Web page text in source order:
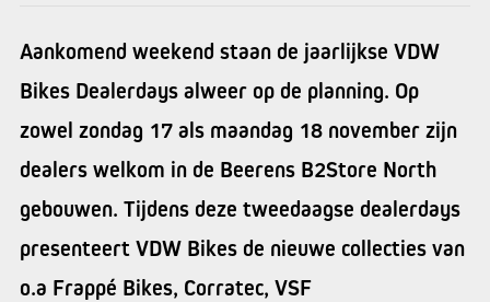
Aankomend weekend staan de jaarlijkse VDW
Bikes Dealerdays alweer op de planning. Op
zowel zondag 17 als maandag 18 november zijn
dealers welkom in de Beerens B2Store North
gebouwen. Tijdens deze tweedaagse dealerdays
presenteert VDW Bikes de nieuwe collecties van
o.a Frappé Bikes, Corratec, VSF